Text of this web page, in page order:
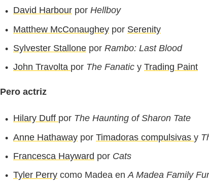
David Harbour por Hellboy
Matthew McConaughey por Serenity
Sylvester Stallone por Rambo: Last Blood
John Travolta por The Fanatic y Trading Paint
Pero actriz
Hilary Duff por The Haunting of Sharon Tate
Anne Hathaway por Timadoras compulsivas y
Francesca Hayward por Cats
Tyler Perry como Madea enA Madea Family